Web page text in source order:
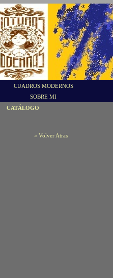
CUADROS MODERNOS
SOBRE MI
CATÁLOGO
« Volver Atras